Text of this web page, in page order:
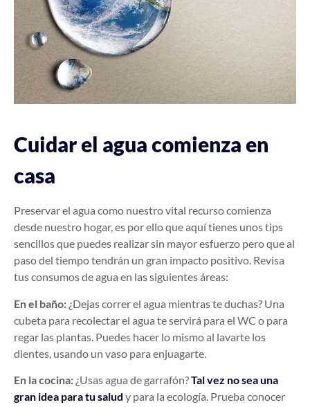
Cuidar el agua comienza en
casa
Preservar el agua como nuestro vital recurso comienza
desde nuestro hogar, es por ello que aquí tienes unos tips
sencillos que puedes realizar sin mayor esfuerzo pero que al
paso del tiempo tendrán un gran impacto positivo. Revisa
tus consumos de agua en las siguientes áreas:
En el baño: ¿Dejas correr el agua mientras te duchas? Una
cubeta para recolectar el agua te servirá para el WC o para
regar las plantas. Puedes hacer lo mismo al lavarte los
dientes, usando un vaso para enjuagarte.
En la cocina: ¿Usas agua de garrafón?Tal vez no sea una
gran idea para tu salud y para la ecología. Prueba conocer